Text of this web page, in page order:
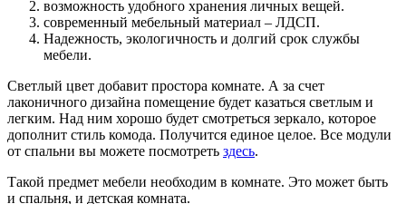
возможность удобного хранения личных вещей.
современный мебельный материал – ЛДСП.
Надежность, экологичность и долгий срок службы
мебели.
Светлый цвет добавит простора комнате. А за счет
лаконичного дизайна помещение будет казаться светлым и
легким. Над ним хорошо будет смотреться зеркало, которое
дополнит стиль комода. Получится единое целое. Все модули
от спальни вы можете посмотреть здесь.
Такой предмет мебели необходим в комнате. Это может быть
и спальня, и детская комната.